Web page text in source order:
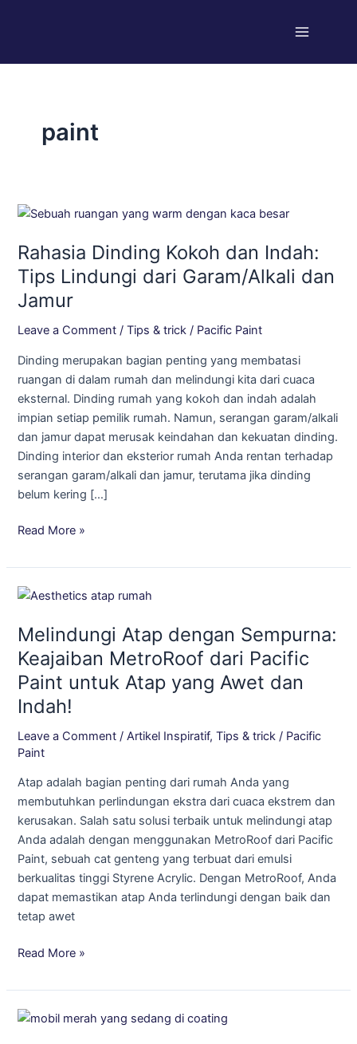
paint
Rahasia Dinding Kokoh dan Indah:
Tips Lindungi dari Garam/Alkali dan
Jamur
Leave a Comment /Tips & trick / Pacific Paint
Dinding merupakan bagian penting yang membatasi
ruangan di dalam rumah dan melindungi kita dari cuaca
eksternal. Dinding rumah yang kokoh dan indah adalah
impian setiap pemilik rumah. Namun, serangan garam/alkali
dan jamur dapat merusak keindahan dan kekuatan dinding.
Dinding interior dan eksterior rumah Anda rentan terhadap
serangan garam/alkali dan jamur, terutama jika dinding
belum kering […]
Rahasia
Kokoh
dan
Indah:
Tips
Lindungi
Garam/Alkali
dan
Jamur
Read More »
Melindungi Atap dengan Sempurna:
Keajaiban MetroRoof dari Pacific
Paint untuk Atap yang Awet dan
Indah!
Leave a Comment /Artikel Inspiratif,Tips & trick / Pacific
Paint
Atap adalah bagian penting dari rumah Anda yang
membutuhkan perlindungan ekstra dari cuaca ekstrem dan
kerusakan. Salah satu solusi terbaik untuk melindungi atap
Anda adalah dengan menggunakan MetroRoof dari Pacific
Paint, sebuah cat genteng yang terbuat dari emulsi
berkualitas tinggi Styrene Acrylic. Dengan MetroRoof, Anda
dapat memastikan atap Anda terlindungi dengan baik dan
tetap awet
Melindungi
dengan
Sempurna:
Keajaiban
MetroRoof
dari
Pacific
Paint
Atap
yang
Awet
dan
Indah!
Read More »
“Autoglow